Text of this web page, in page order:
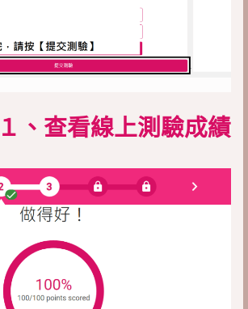
、查看線上測驗成績